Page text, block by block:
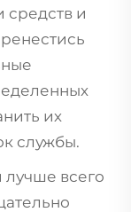
средств и
их
службы.
всего